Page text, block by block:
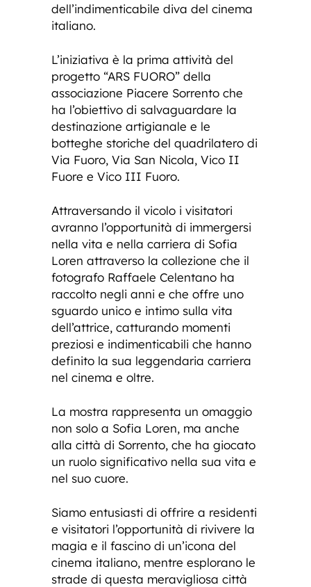
dell’indimenticabile diva del cinema
italiano.
L’iniziativa è la prima attività del
progetto “ARS FUORO” della
associazione Piacere Sorrento che
ha l’obiettivo di salvaguardare la
destinazione artigianale e le
botteghe storiche del quadrilatero di
Via Fuoro, Via San Nicola, Vico II
Fuore e Vico III Fuoro.
Attraversando il vicolo i visitatori
avranno l’opportunità di immergersi
nella vita e nella carriera di Sofia
Loren attraverso la collezione che il
fotografo Raffaele Celentano ha
raccolto negli anni e che offre uno
sguardo unico e intimo sulla vita
dell’attrice, catturando momenti
preziosi e indimenticabili che hanno
definito la sua leggendaria carriera
nel cinema e oltre.
La mostra rappresenta un omaggio
non solo a Sofia Loren, ma anche
alla città di Sorrento, che ha giocato
un ruolo significativo nella sua vita e
nel suo cuore.
Siamo entusiasti di offrire a residenti
e visitatori l’opportunità di rivivere la
magia e il fascino di un’icona del
cinema italiano, mentre esplorano le
strade di questa meravigliosa città